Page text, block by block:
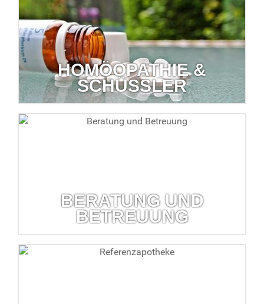
HOMÖOPATHIE &
SCHÜSSLER
Homöopathie & Schüßler
BERATUNG UND
BETREUUNG
Beratung und Betreuung